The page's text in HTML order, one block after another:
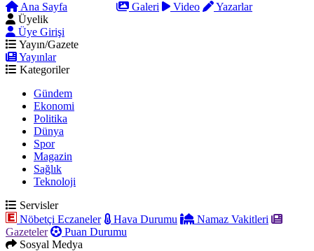
Ana Sayfa Galeri Video
Yazarlar
Üyelik
Üye Girişi
Yayın/Gazete
Yayınlar
Kategoriler
Gündem
Ekonomi
Politika
Dünya
Spor
Magazin
Sağlık
Teknoloji
Servisler
Nöbetçi Eczaneler
Hava Durumu
Namaz Vakitleri
Gazeteler
Puan Durumu
Sosyal Medya